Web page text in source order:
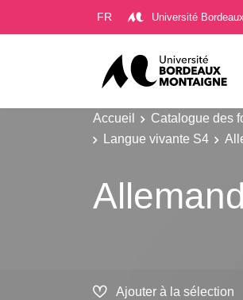
FR Université
Accueil Catalogue des
Langue vivante S4
Ajouter à la sélection